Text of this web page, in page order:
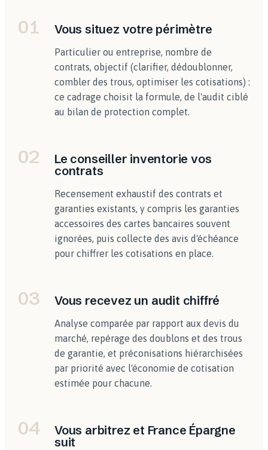
01 Vous situez votre périmètre
Particulier ou entreprise, nombre de
contrats, objectif (clarifier, dédoublonner,
combler des trous, optimiser les cotisations) :
ce cadrage choisit la formule, de l'audit ciblé
au bilan de protection complet.
02
Le conseiller inventorie vos
contrats
Recensement exhaustif des contrats et
garanties existants, y compris les garanties
accessoires des cartes bancaires souvent
ignorées, puis collecte des avis d'échéance
pour chiffrer les cotisations en place.
03 Vous recevez un audit chiffré
Analyse comparée par rapport aux devis du
marché, repérage des doublons et des trous
de garantie, et préconisations hiérarchisées
par priorité avec l'économie de cotisation
estimée pour chacune.
04
Vous arbitrez et France Épargne
suit